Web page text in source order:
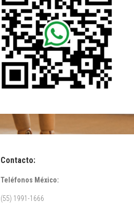
Contacto:
Teléfonos México:
(55) 1991-1666